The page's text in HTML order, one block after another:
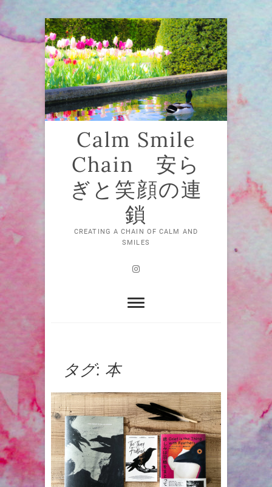
Skip
to
content
Calm Smile
Chain 安ら
ぎと笑顔の連
鎖
CREATING A CHAIN OF CALM AND
SMILES
Instagram
タグ: 本